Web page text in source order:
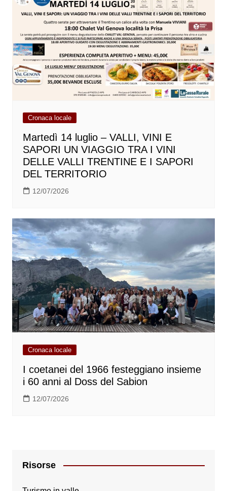
Cronaca locale
Martedì 14 luglio – VALLI, VINI E
SAPORI UN VIAGGIO TRA I VINI
DELLE VALLI TRENTINE E I SAPORI
DEL TERRITORIO
12/07/2026
Cronaca locale
I coetanei del 1966 festeggiano insieme
i 60 anni al Doss del Sabion
12/07/2026
Risorse